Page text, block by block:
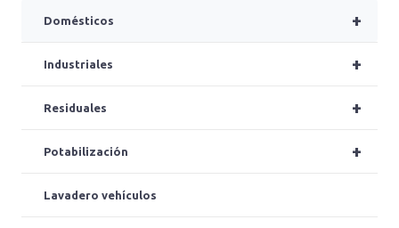
+
Domésticos
+
Industriales
+
Residuales
+
Potabilización
Lavadero vehículos